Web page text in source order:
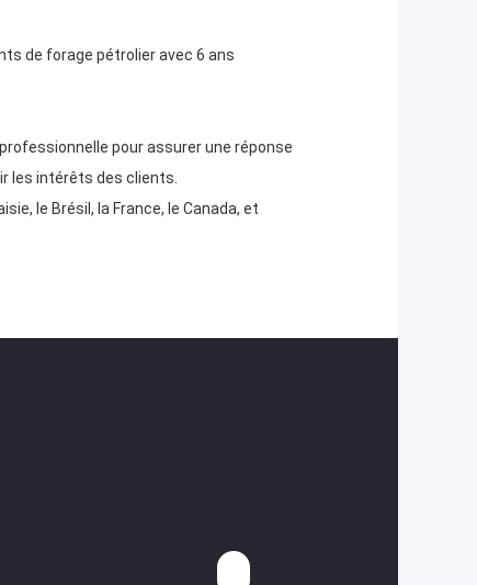
de forage pétrolier avec 6 ans
pour assurer une réponse
les intérêts des clients.
le Brésil, la France, le Canada, et